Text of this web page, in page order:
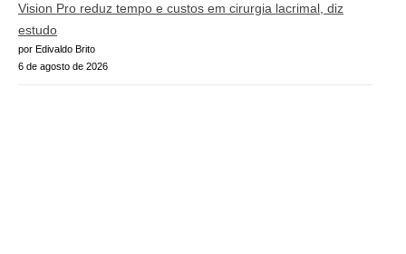
Vision Pro reduz tempo e custos em cirurgia lacrimal, diz
estudo
por Edivaldo Brito
6 de agosto de 2026